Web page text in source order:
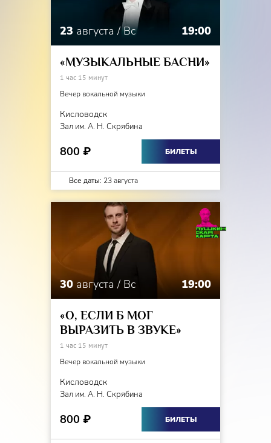
23 августа / Вс 19:00
«МУЗЫКАЛЬНЫЕ БАСНИ»
1 час 15 минут
Вечер вокальной музыки
Кисловодск
Зал им. А. Н. Скрябина
800 ₽ БИЛЕТЫ
Все даты: 23 августа
30 августа / Вс 19:00
«О, ЕСЛИ Б МОГ
ВЫРАЗИТЬ В ЗВУКЕ»
1 час 15 минут
Вечер вокальной музыки
Кисловодск
Зал им. А. Н. Скрябина
800 ₽ БИЛЕТЫ